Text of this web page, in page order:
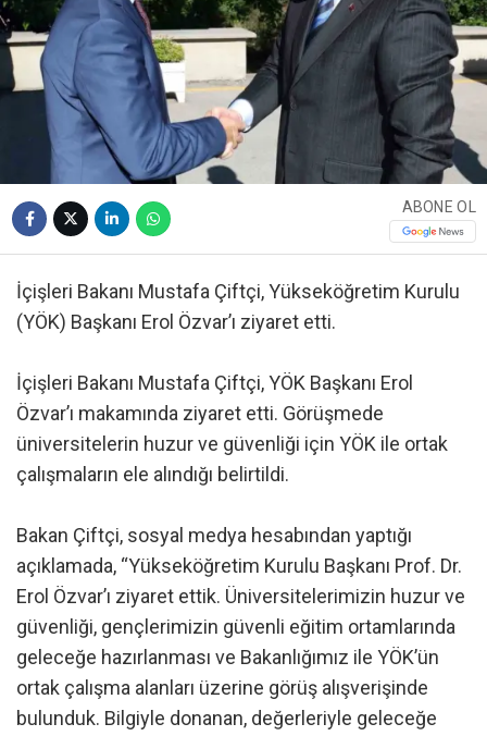
ABONE OL
İçişleri Bakanı Mustafa Çiftçi, Yükseköğretim Kurulu
(YÖK) Başkanı Erol Özvar’ı ziyaret etti.
İçişleri Bakanı Mustafa Çiftçi, YÖK Başkanı Erol
Özvar’ı makamında ziyaret etti. Görüşmede
üniversitelerin huzur ve güvenliği için YÖK ile ortak
çalışmaların ele alındığı belirtildi.
Bakan Çiftçi, sosyal medya hesabından yaptığı
açıklamada, “Yükseköğretim Kurulu Başkanı Prof. Dr.
Erol Özvar’ı ziyaret ettik. Üniversitelerimizin huzur ve
güvenliği, gençlerimizin güvenli eğitim ortamlarında
geleceğe hazırlanması ve Bakanlığımız ile YÖK’ün
ortak çalışma alanları üzerine görüş alışverişinde
bulunduk. Bilgiyle donanan, değerleriyle geleceğe